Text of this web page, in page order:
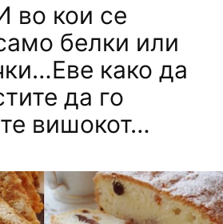
во кои се
белки или
како да
да го
вишокот…